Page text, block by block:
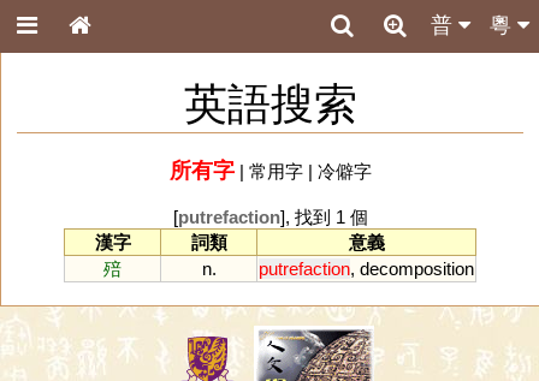
粵
普
英語搜索
所有字| 常用字| 冷僻字
[putrefaction], 找到 1 個
漢字
詞類
意義
殕
n. putrefaction, decomposition